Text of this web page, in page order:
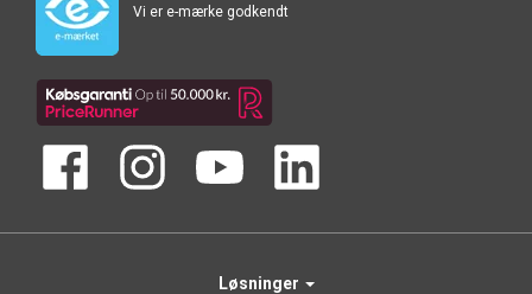
Vi er e-mærke godkendt
Løsninger